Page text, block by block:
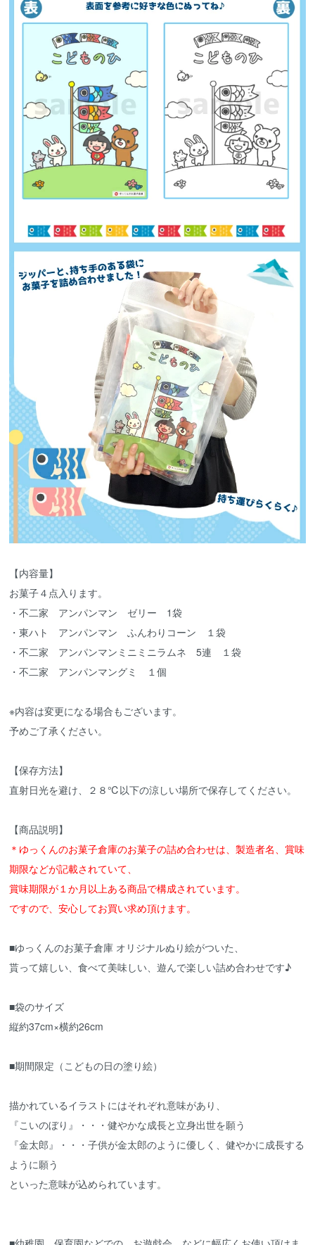
【内容量】
お菓子４点入ります。
・不二家 アンパンマン ゼリー 1袋
・東ハト アンパンマン ふんわりコーン １袋
・不二家 アンパンマンミニミニラムネ 5連 １袋
・不二家 アンパンマングミ １個
※内容は変更になる場合もございます。
予めご了承ください。
【保存方法】
直射日光を避け、２８℃以下の涼しい場所で保存してください。
【商品説明】
＊ゆっくんのお菓子倉庫のお菓子の詰め合わせは、製造者名、賞味
期限などが記載されていて、
賞味期限が１か月以上ある商品で構成されています。
ですので、安心してお買い求め頂けます。
■ゆっくんのお菓子倉庫 オリジナルぬり絵がついた、
貰って嬉しい、食べて美味しい、遊んで楽しい詰め合わせです♪
■袋のサイズ
縦約37cm×横約26cm
■期間限定（こどもの日の塗り絵）
描かれているイラストにはそれぞれ意味があり、
『こいのぼり』・・・健やかな成長と立身出世を願う
『金太郎』・・・子供が金太郎のように優しく、健やかに成長する
ように願う
といった意味が込められています。